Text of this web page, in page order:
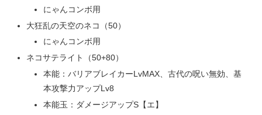
にゃんコンボ用
大狂乱の天空のネコ（50）
にゃんコンボ用
ネコサテライト（50+80）
本能：バリアブレイカーLvMAX、古代の呪い無効、基
本攻撃力アップLv8
本能玉：ダメージアップS【エ】